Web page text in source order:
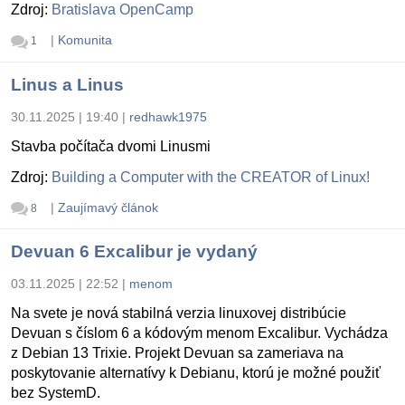
Zdroj: Bratislava OpenCamp
1 | Komunita
Linus a Linus
30.11.2025 | 19:40 | redhawk1975
Stavba počítača dvomi Linusmi
Zdroj: Building a Computer with the CREATOR of Linux!
8 | Zaujímavý článok
Devuan 6 Excalibur je vydaný
03.11.2025 | 22:52 | menom
Na svete je nová stabilná verzia linuxovej distribúcie
Devuan s číslom 6 a kódovým menom Excalibur. Vychádza
z Debian 13 Trixie. Projekt Devuan sa zameriava na
poskytovanie alternatívy k Debianu, ktorú je možné použiť
bez SystemD.